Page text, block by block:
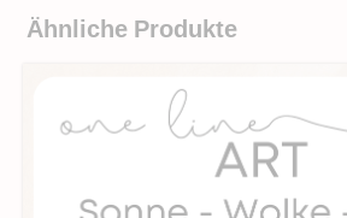
Ähnliche Produkte